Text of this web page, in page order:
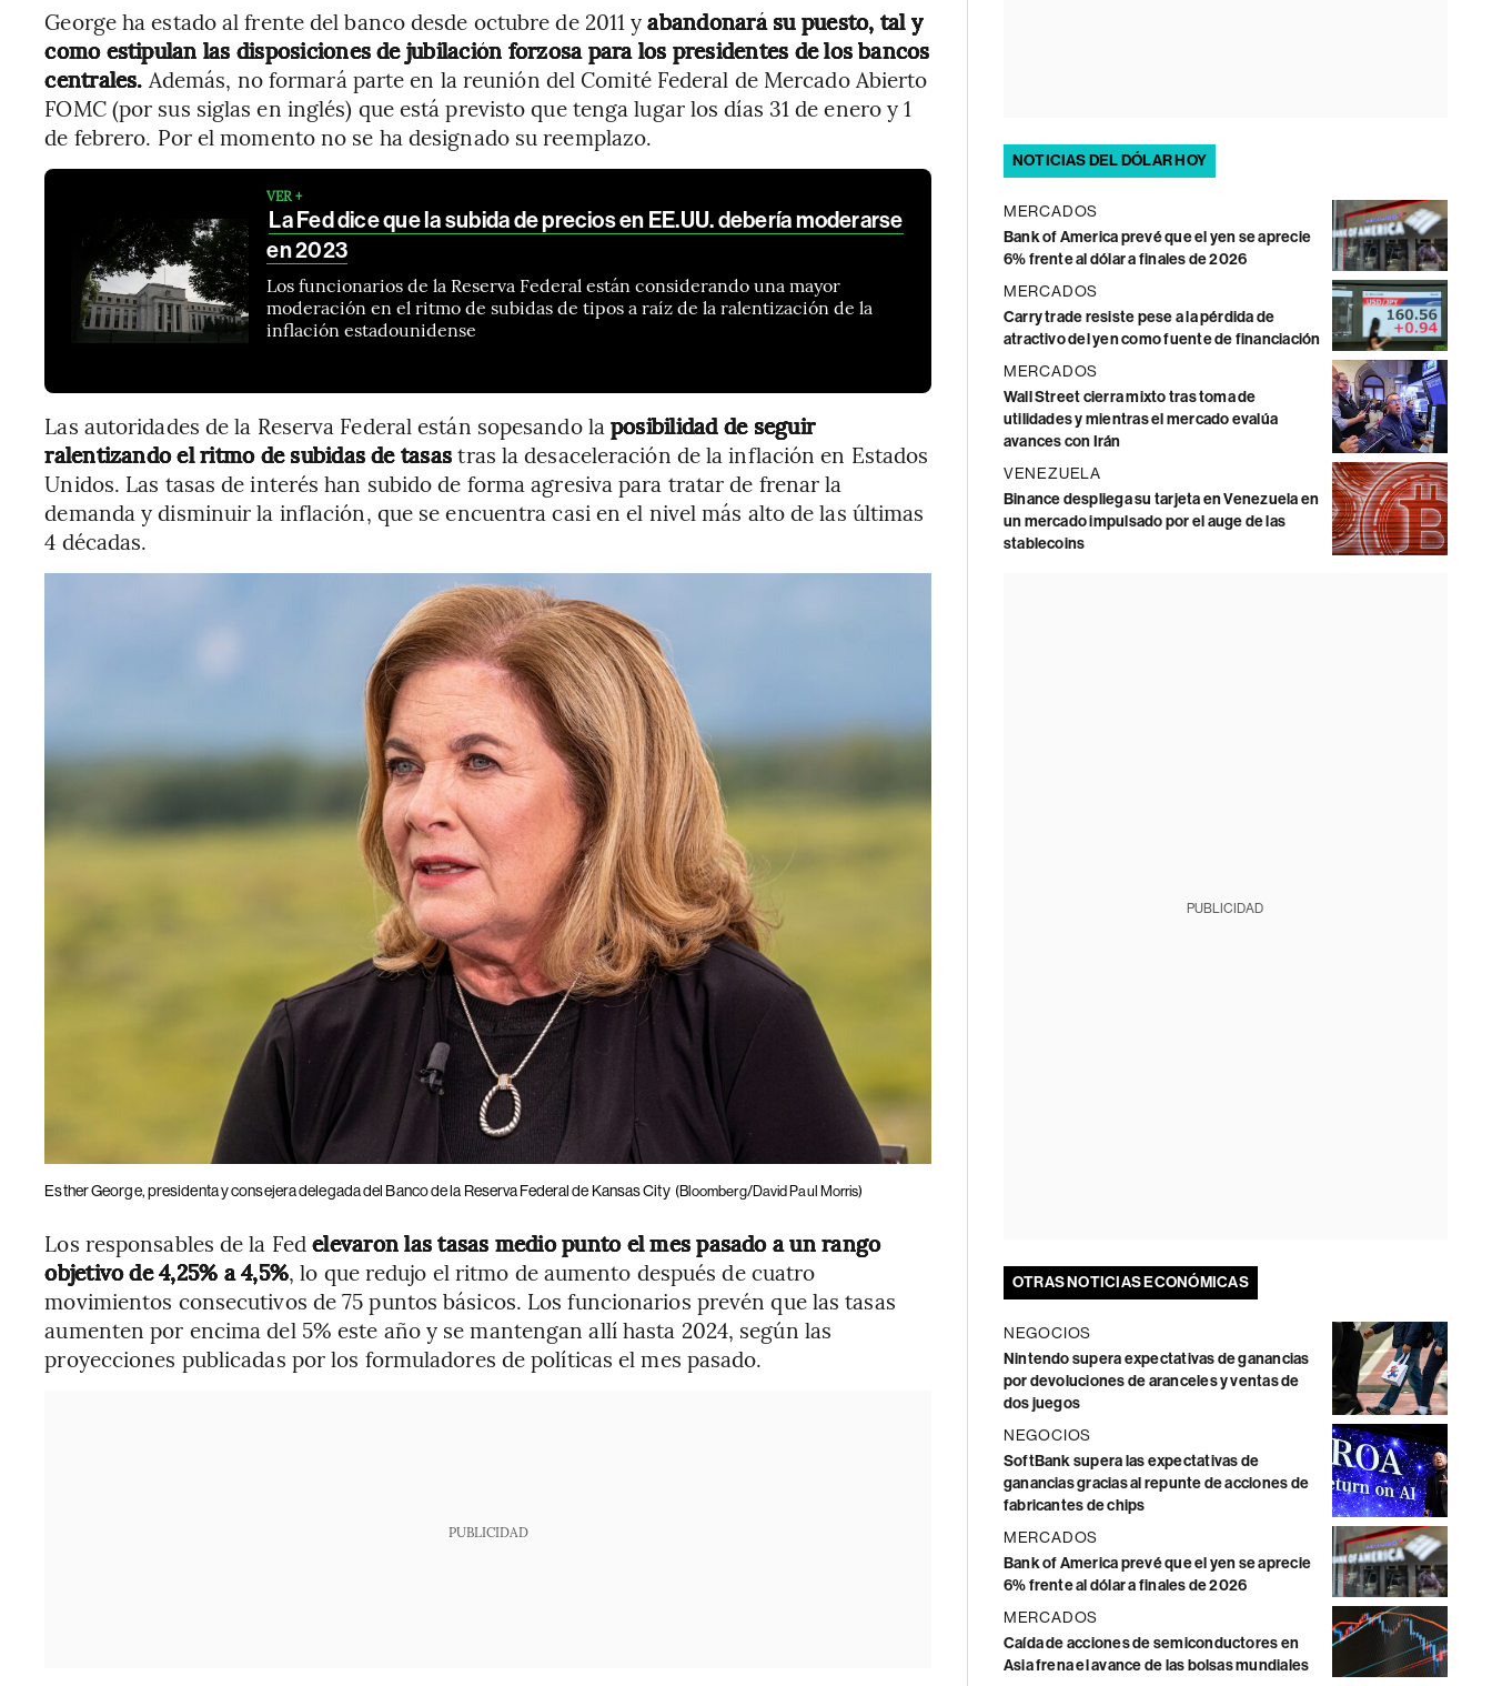
George ha estado al frente del banco desde octubre de 2011 yabandonará su puesto, tal y
como estipulan las disposiciones de jubilación forzosa para los presidentes de los bancos
centrales. Además, no formará parte en la reunión del Comité Federal de Mercado Abierto
FOMC (por sus siglas en inglés) que está previsto que tenga lugar los días 31 de enero y 1
de febrero. Por el momento no se ha designado su reemplazo.
VER +
La Fed dice que la subida de precios en EE.UU. debería moderarse
en 2023
Los funcionarios de la Reserva Federal están considerando una mayor
moderación en el ritmo de subidas de tipos a raíz de la ralentización de la
inflación estadounidense
Las autoridades de la Reserva Federal están sopesando laposibilidad de seguir
ralentizando el ritmo de subidas de tasastras la desaceleración de la inflación en Estados
Unidos. Las tasas de interés han subido de forma agresiva para tratar de frenar la
demanda y disminuir la inflación, que se encuentra casi en el nivel más alto de las últimas
4 décadas.
Esther George, presidenta y consejera delegada del Banco de la Reserva Federal de Kansas City (Bloomberg/David Paul Morris)
Los responsables de la Fed elevaron las tasas medio punto el mes pasado a un rango
objetivo de 4,25% a 4,5%, lo que redujo el ritmo de aumento después de cuatro
movimientos consecutivos de 75 puntos básicos. Los funcionarios prevén que las tasas
aumenten por encima del 5% este año y se mantengan allí hasta 2024, según las
proyecciones publicadas por los formuladores de políticas el mes pasado.
PUBLICIDAD
NOTICIAS DEL DÓLAR HOY
MERCADOS
Bank of America prevé que el yen se aprecie
6% frente al dólar a finales de 2026
MERCADOS
Carry trade resiste pese a la pérdida de
atractivo del yen como fuente de financiación
MERCADOS
Wall Street cierra mixto tras toma de
utilidades y mientras el mercado evalúa
avances con Irán
VENEZUELA
Binance despliega su tarjeta en Venezuela en
un mercado impulsado por el auge de las
stablecoins
PUBLICIDAD
OTRAS NOTICIAS ECONÓMICAS
NEGOCIOS
Nintendo supera expectativas de ganancias
por devoluciones de aranceles y ventas de
dos juegos
NEGOCIOS
SoftBank supera las expectativas de
ganancias gracias al repunte de acciones de
fabricantes de chips
MERCADOS
Bank of America prevé que el yen se aprecie
6% frente al dólar a finales de 2026
MERCADOS
Caída de acciones de semiconductores en
Asia frena el avance de las bolsas mundiales